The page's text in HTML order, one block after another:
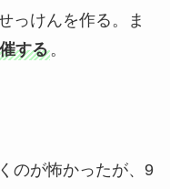
っけんを作る。ま
する。
のが怖かったが、9